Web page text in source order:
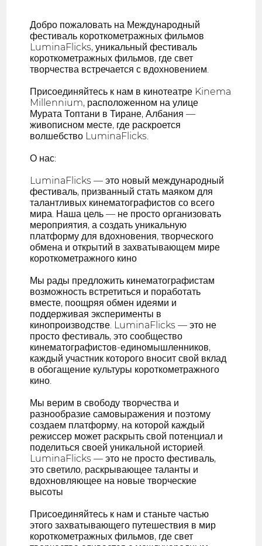
Добро пожаловать на Международный
фестиваль короткометражных фильмов
LuminaFlicks, уникальный фестиваль
короткометражных фильмов, где свет
творчества встречается с вдохновением.
Присоединяйтесь к нам в кинотеатре Kinema
Millennium, расположенном на улице
Мурата Топтани в Тиране, Албания —
живописном месте, где раскроется
волшебство LuminaFlicks.
О нас:
LuminaFlicks — это новый международный
фестиваль, призванный стать маяком для
талантливых кинематографистов со всего
мира. Наша цель — не просто организовать
мероприятия, а создать уникальную
платформу для вдохновения, творческого
обмена и открытий в захватывающем мире
короткометражного кино
Мы рады предложить кинематографистам
возможность встретиться и поработать
вместе, поощряя обмен идеями и
поддерживая эксперименты в
кинопроизводстве. LuminaFlicks — это не
просто фестиваль, это сообщество
кинематографистов-единомышленников,
каждый участник которого вносит свой вклад
в обогащение культуры короткометражного
кино.
Мы верим в свободу творчества и
разнообразие самовыражения и поэтому
создаем платформу, на которой каждый
режиссер может раскрыть свой потенциал и
поделиться своей уникальной историей.
LuminaFlicks — это не просто фестиваль,
это светило, раскрывающее таланты и
вдохновляющее на новые творческие
высоты
Присоединяйтесь к нам и станьте частью
этого захватывающего путешествия в мир
короткометражных фильмов, где свет